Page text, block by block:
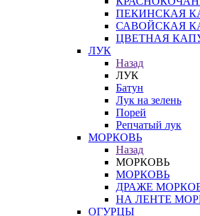
ПЕКИНСКАЯ
САВОЙСКАЯ
ЦВЕТНАЯ
ЛУК
Назад
ЛУК
Батун
Лук на зелень
Порей
Репчатый лук
МОРКОВЬ
Назад
МОРКОВЬ
МОРКОВЬ
ДРАЖЕ
НА ЛЕНТЕ
ОГУРЦЫ